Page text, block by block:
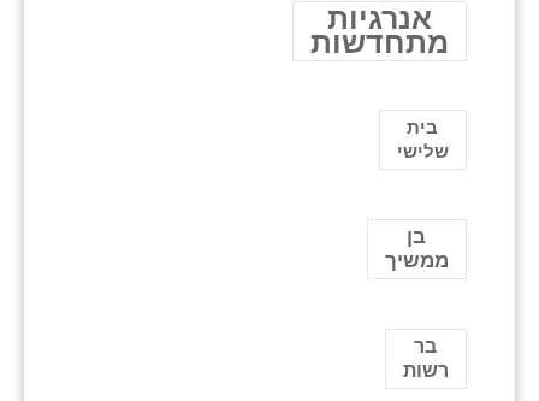
אנרגיות
מתחדשות
בית
שלישי
בן
ממשיך
בר
רשות